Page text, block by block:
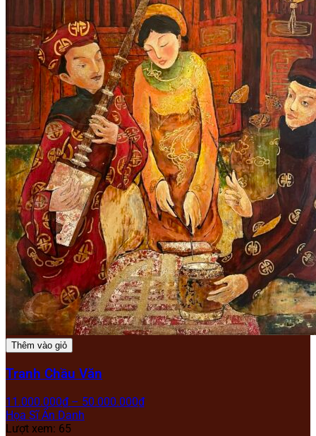
Thêm vào giỏ
Tranh Chầu Văn
11.000.000₫ – 50.000.000₫
Họa Sĩ Ẩn Danh
Lượt xem: 65